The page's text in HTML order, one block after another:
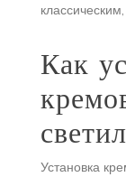
Как
Установка